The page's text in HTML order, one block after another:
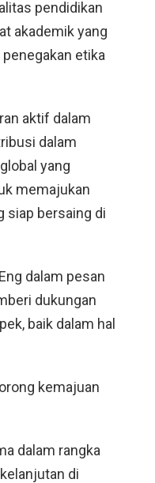
pendidikan
akademik yang
etika
aktif dalam
dalam
yang
memajukan
siap bersaing di
dalam pesan
dukungan
baik dalam hal
kemajuan
dalam rangka
di